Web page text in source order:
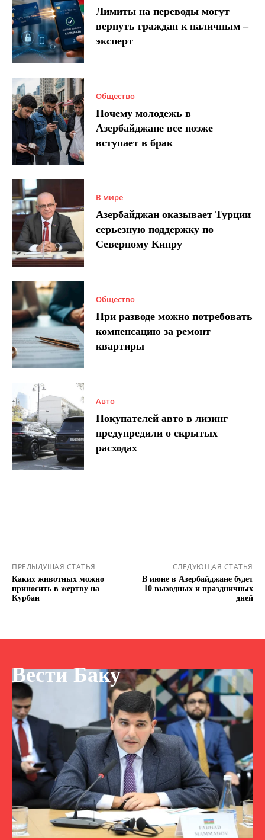
Лимиты на переводы могут
вернуть граждан к наличным –
эксперт
Общество
Почему молодежь в
Азербайджане все позже
вступает в брак
В мире
Азербайджан оказывает Турции
серьезную поддержку по
Северному Кипру
Общество
При разводе можно потребовать
компенсацию за ремонт
квартиры
Авто
Покупателей авто в лизинг
предупредили о скрытых
расходах
ПРЕДЫДУЩАЯ СТАТЬЯ
Каких животных можно
приносить в жертву на
Курбан
СЛЕДУЮЩАЯ СТАТЬЯ
В июне в Азербайджане будет
10 выходных и праздничных
дней
Вести Баку